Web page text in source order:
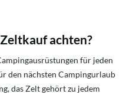
achten?
für jeden
den nächsten Campingurlaub
das Zelt gehört zu jedem